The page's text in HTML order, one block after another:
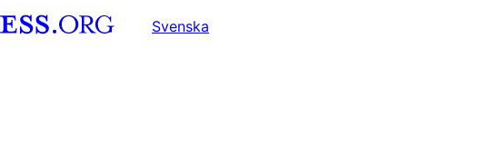
Svenska